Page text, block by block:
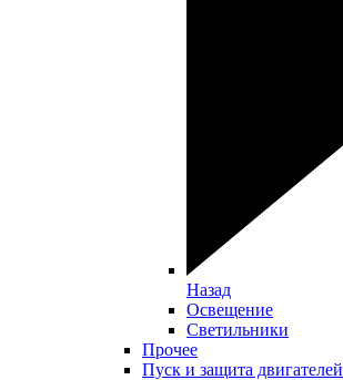
Назад
Освещение
Светильники
Прочее
Пуск и защита двигателей